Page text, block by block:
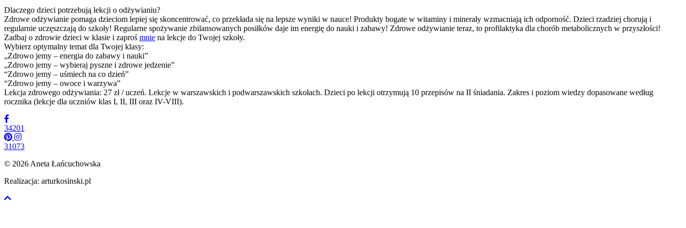
Dlaczego dzieci potrzebują lekcji o odżywianiu?
Zdrowe odżywianie pomaga dzieciom lepiej się skoncentrować, co przekłada się na lepsze wyniki w nauce! Produkty bogate w witaminy i minerały wzmacniają ich odporność. Dzieci rzadziej chorują i
regularnie uczęszczają do szkoły! Regularne spożywanie zbilansowanych posiłków daje im energię do nauki i zabawy! Zdrowe odżywianie teraz, to profilaktyka dla chorób metabolicznych w przyszłości!
Zadbaj o zdrowie dzieci w klasie i zaproś mnie na lekcje do Twojej szkoły.
Wybierz optymalny temat dla Twojej klasy:
„Zdrowo jemy – energia do zabawy i nauki”
„Zdrowo jemy – wybieraj pyszne i zdrowe jedzenie”
“Zdrowo jemy – uśmiech na co dzień”
“Zdrowo jemy – owoce i warzywa”
Lekcja zdrowego odżywiania: 27 zł / uczeń. Lekcje w warszawskich i podwarszawskich szkołach. Dzieci po lekcji otrzymują 10 przepisów na II śniadania. Zakres i poziom wiedzy dopasowane według
rocznika (lekcje dla uczniów klas I, II, III oraz IV-VIII).
34201
31073
© 2026 Aneta Łańcuchowska
Realizacja: arturkosinski.pl